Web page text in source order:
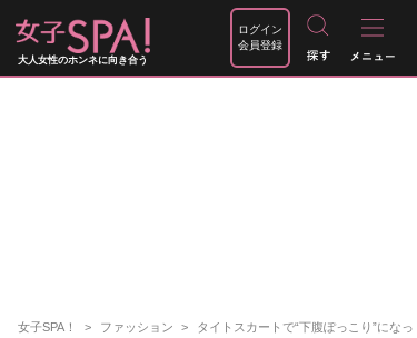
大人女性のホンネに向き合う
ログイン
会員登録
女子SPA！ ファッション
タイトスカートで“下腹ぽっこり”になっ